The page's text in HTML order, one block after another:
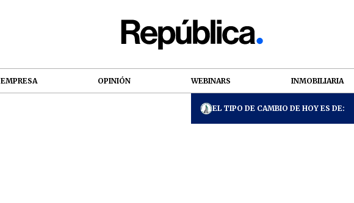
EMPRESA OPINIÓN WEBINARS INMOBILIARIA
EL TIPO DE CAMBIO DE HOY ES DE: